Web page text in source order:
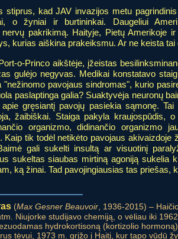
stiprus, kad JAV invazijos metu
o žyniai ir burtininkai. Daugeliui
pakrikimą. Haityje, Pietų Amerikoje
kurias aiškina prakeiksmu. Ar ne keista tai
o-Princo aikštėje, įžeistas
gulėjo negyvas. Medikai konstatavo
"nežinomo pavojaus sindromas", kurio
paslaptinga galia? Suaktyvėja neuronų
gręsiantį pavojų pasiekia sąmonę.
žaibiškai. Staiga pakyla kraujospūdis,
organizmo, didinančio organizmo
Kaip tik todėl netikėto pavojaus
gali sukelti insultą ar visuotinį
sukeltas siaubas mirtiną agoniją
ką žinai. Tad pavojingiausias tas
(Max Gesner Beauvoir , 1936-2015) –
Niujorke studijavo chemiją, o vėliau iki
hydrokortisoną (kortizolio
tėvui, 1973 m. grįžo į Haitį, kur tapo vūdū